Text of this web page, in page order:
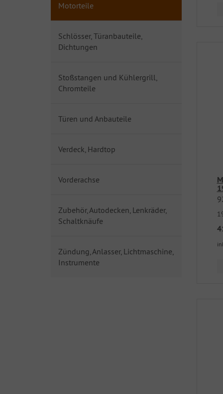
Motorteile
Schlösser, Türanbauteile,
Dichtungen
Stoßstangen und Kühlergrill,
Chromteile
Türen und Anbauteile
Verdeck, Hardtop
Vorderachse
Zubehör, Autodecken, Lenkräder,
Schaltknäufe
Zündung, Anlasser, Lichtmaschine,
Instrumente